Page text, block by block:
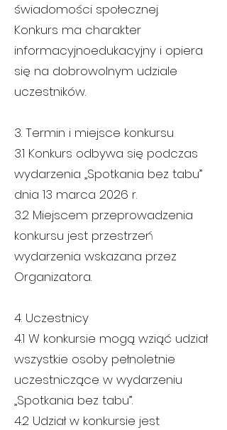
świadomości społecznej.
Konkurs ma charakter
informacyjnoedukacyjny i opiera
się na dobrowolnym udziale
uczestników.
3. Termin i miejsce konkursu
3.1 Konkurs odbywa się podczas
wydarzenia „Spotkania bez tabu”
dnia 13 marca 2026 r.
3.2 Miejscem przeprowadzenia
konkursu jest przestrzeń
wydarzenia wskazana przez
Organizatora.
4. Uczestnicy
4.1 W konkursie mogą wziąć udział
wszystkie osoby pełnoletnie
uczestniczące w wydarzeniu
„Spotkania bez tabu”.
4.2 Udział w konkursie jest